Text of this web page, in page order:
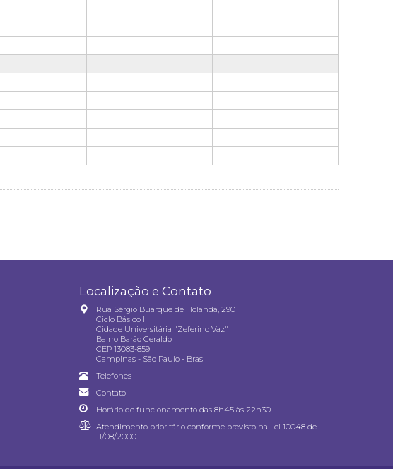
Localização e Contato
Rua Sérgio Buarque de Holanda, 290
Ciclo Básico II
Cidade Universitária "Zeferino Vaz"
Bairro Barão Geraldo
CEP 13083-859
Campinas - São Paulo - Brasil
Telefones
Contato
Horário de funcionamento das 8h45 às 22h30
Atendimento prioritário conforme previsto na Lei 10048 de
11/08/2000